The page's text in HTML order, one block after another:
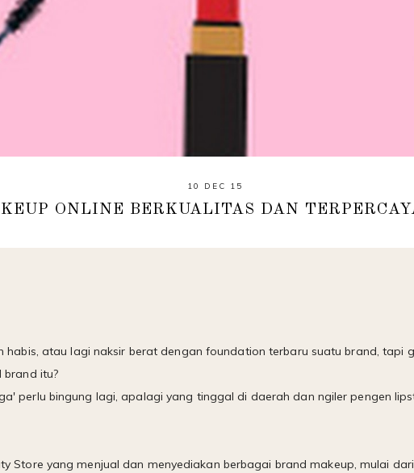
10 DEC 15
ONLINE BERKUALITAS DAN
habis, atau lagi naksir berat dengan foundation terbaru suatu brand, tapi
itu?
perlu bingung lagi, apalagi yang tinggal di daerah dan ngiler pengen
Store yang menjual dan menyediakan berbagai brand makeup, mulai